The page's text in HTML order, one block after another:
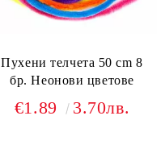
Пухени телчета 50 cm 8
бр. Неонови цветове
€1.89 3.70лв.